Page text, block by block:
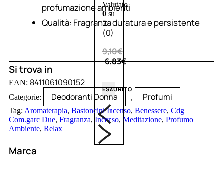
Valutato
0su
5
(0)
9,10€
6,83€
ESAURITO
profumazione ambienti
Qualità: Fragranza duratura e persistente
Si trova in
EAN: 8411061090152
Categorie: Deodoranti Donna , Profumi
Tag: Aromaterapia, Bastoncini Incenso, Benessere, Cdg
Com.garc Due, Fragranza, Incenso, Meditazione, Profumo
Ambiente, Relax
Marca